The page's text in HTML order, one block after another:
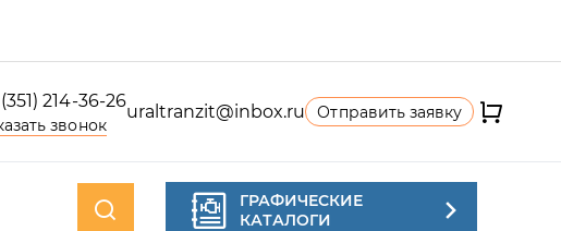
214-36-26
звонок
uraltranzit@inbox.ru Отправить заявку
ГРАФИЧЕСКИЕ
КАТАЛОГИ